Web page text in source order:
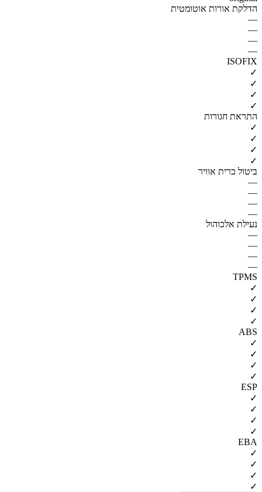
הדלקת אורות אוטומטית
—
—
—
—
ISOFIX
✓
✓
✓
✓
התראת חגורות
✓
✓
✓
✓
ביטול כרית אוויר
—
—
—
—
נעילת אלכוהול
—
—
—
—
TPMS
✓
✓
✓
✓
ABS
✓
✓
✓
✓
ESP
✓
✓
✓
✓
EBA
✓
✓
✓
✓